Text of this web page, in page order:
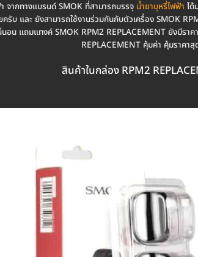
จากทางแบรนด์ SMOK ที่สามารถบรรจุ น้ำยาบุหรี่ไฟฟ้า ได้
รับ และ ยังสามารถใช้งานร่วมกันกับตัวเครื่อง SMOK
นอน แถมแทงค์ SMOK RPM2 REPLACEMENT ยังมีร
REPLACEMENT คุ้มค่า คุ้มราคาสุ
สินค้าในกล่อง RPM2